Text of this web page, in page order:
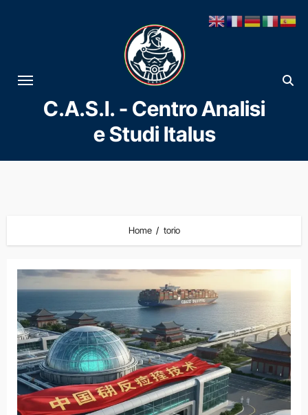
al
contenuto
C.A.S.I. - Centro Analisi
e Studi Italus
Home torio